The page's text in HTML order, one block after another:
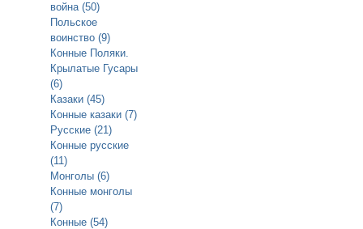
война (50)
Польское
воинство (9)
Конные Поляки.
Крылатые Гусары
(6)
Казаки (45)
Конные казаки (7)
Русские (21)
Конные русские
(11)
Монголы (6)
Конные монголы
(7)
Конные (54)